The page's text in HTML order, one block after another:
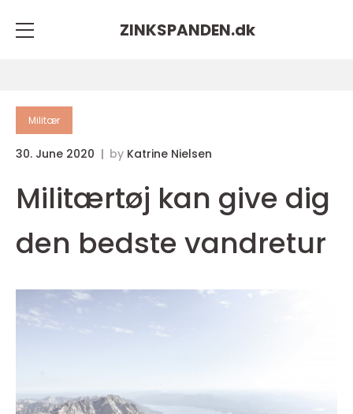
ZINKSPANDEN.dk
Militær
30. June 2020 by Katrine Nielsen
Militærtøj kan give dig
den bedste vandretur